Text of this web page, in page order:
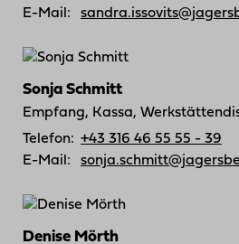
E-Mail:
Sonja Schmitt
Empfang, Kassa,
Telefon: +43 316 46 55 55 - 39
E-Mail:
Denise Mörth